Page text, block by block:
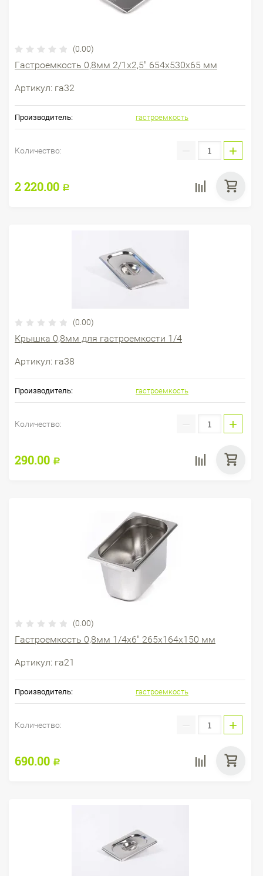
(0.00)
Гастроемкость 0,8мм 2/1х2,5" 654х530х65 мм
Артикул: га32
Производитель: гастроемкость
Количество: +
2 220.00 Р
(0.00)
Крышка 0,8мм для гастроемкости 1/4
Артикул: га38
Производитель: гастроемкость
Количество: +
290.00 Р
(0.00)
Гастроемкость 0,8мм 1/4х6" 265х164х150 мм
Артикул: га21
Производитель: гастроемкость
Количество: +
690.00 Р